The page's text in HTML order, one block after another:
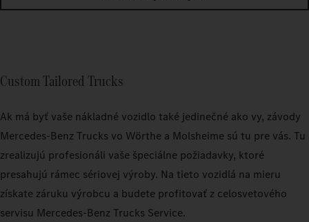
Custom Tailored Trucks
Ak má byť vaše nákladné vozidlo také jedinečné ako vy, závody
Mercedes‑Benz Trucks vo Wörthe a Molsheime sú tu pre vás. Tu
zrealizujú profesionáli vaše špeciálne požiadavky, ktoré
presahujú rámec sériovej výroby. Na tieto vozidlá na mieru
získate záruku výrobcu a budete profitovať z celosvetového
servisu Mercedes‑Benz Trucks Service.